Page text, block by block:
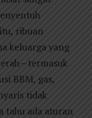
ribuan
keluarga yang
BBM, gas,
tidak
tahu ada aturan